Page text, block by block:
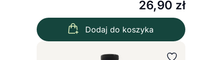
26,90 zł
Dodaj do koszyka